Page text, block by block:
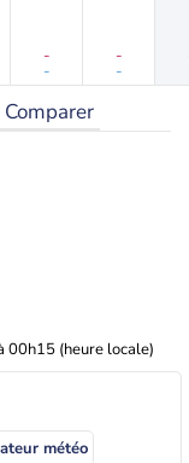
-
-
-
-
Comparer
00h15 (heure locale)
météo